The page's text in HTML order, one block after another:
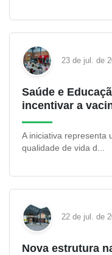
23 de jul. de
Saúde e
incentivar a
A iniciativa representa
qualidade de vida d...
22 de jul. de
Nova estrutura